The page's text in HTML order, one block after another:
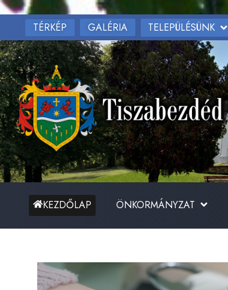
TÉRKÉP GALÉRIA TELEPÜLÉSÜNK
KEZDŐLAP ÖNKORMÁNYZAT